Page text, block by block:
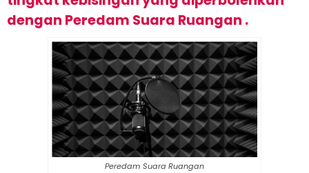
dengan Peredam Suara Ruangan .
Peredam Suara Ruangan